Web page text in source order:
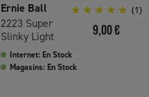
Ernie Ball
2223 Super
Slinky Light
(1)
Prix
9,00 €
Internet: En Stock
Magasins: En Stock